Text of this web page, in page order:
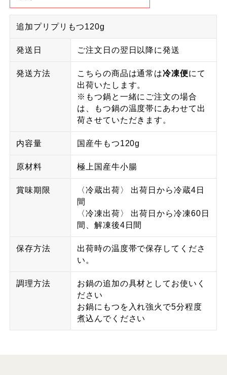
追加プリプリもつ120g
発送日 ご注文日の翌日以降に発送
発送方法 こちらの商品は通常は冷凍便にて
出荷いたします。
※もつ鍋と一緒にご注文の場合
は、もつ鍋の温度帯にあわせて出
荷させていただきます。
内容量 国産牛もつ120g
原材料 極上国産牛小腸
賞味期限
〈冷蔵出荷〉 出荷日から冷蔵4日
間
〈冷凍出荷〉 出荷日から冷凍60日
間、解凍後4日間
保存方法
出荷時の温度帯で保存してくださ
い。
調理方法
お鍋の追加の具材としてお使いく
ださい
お鍋にもつを入れ強火で5分程度
煮込んでください